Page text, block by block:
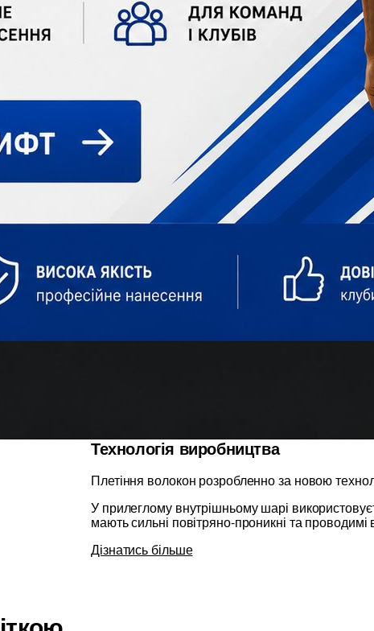
Технологія виробництва
Плетіння волокон розробленно за новою
У прилеглому внутрішньому шарі
мають сильні повітряно-проникні та проводимі
Дізнатись більше